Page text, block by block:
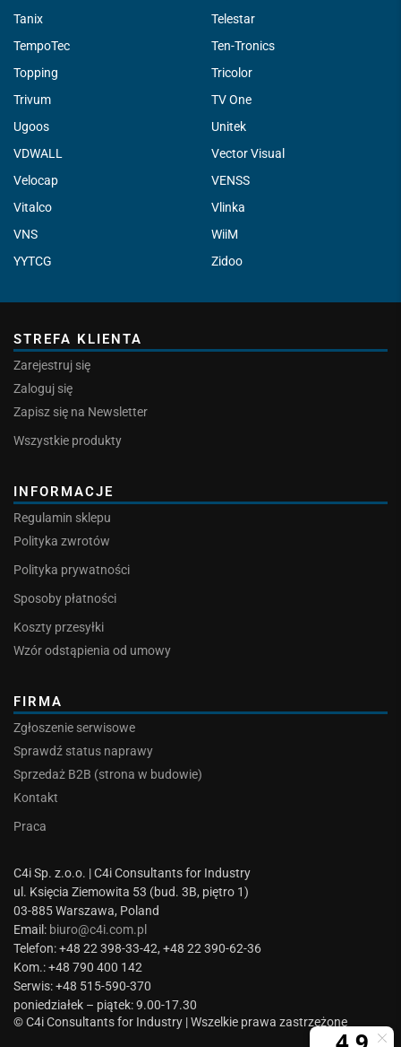
Tanix
Telestar
TempoTec
Ten-Tronics
Topping
Tricolor
Trivum
TV One
Ugoos
Unitek
VDWALL
Vector Visual
Velocap
VENSS
Vitalco
Vlinka
VNS
WiiM
YYTCG
Zidoo
STREFA KLIENTA
Zarejestruj się
Zaloguj się
Zapisz się na Newsletter
Wszystkie produkty
INFORMACJE
Regulamin sklepu
Polityka zwrotów
Polityka prywatności
Sposoby płatności
Koszty przesyłki
Wzór odstąpienia od umowy
FIRMA
Zgłoszenie serwisowe
Sprawdź status naprawy
Sprzedaż B2B (strona w budowie)
Kontakt
Praca
C4i Sp. z.o.o. | C4i Consultants for Industry
ul. Księcia Ziemowita 53 (bud. 3B, piętro 1)
03-885 Warszawa, Poland
Email: biuro@c4i.com.pl
Telefon: +48 22 398-33-42, +48 22 390-62-36
Kom.: +48 790 400 142
Serwis: +48 515-590-370
poniedziałek – piątek: 9.00-17.30
© C4i Consultants for Industry | Wszelkie prawa zastrzeżone